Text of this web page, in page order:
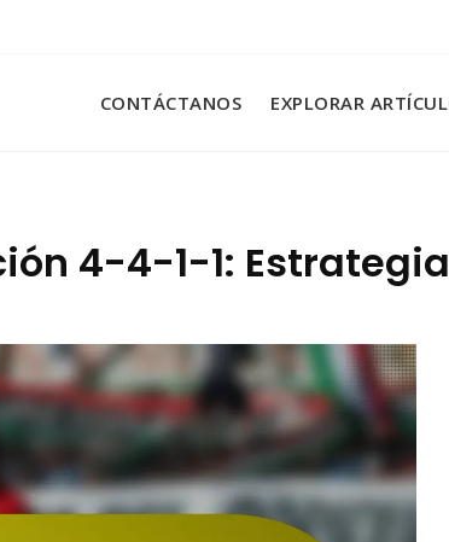
CONTÁCTANOS EXPLORAR
4-4-1-1: